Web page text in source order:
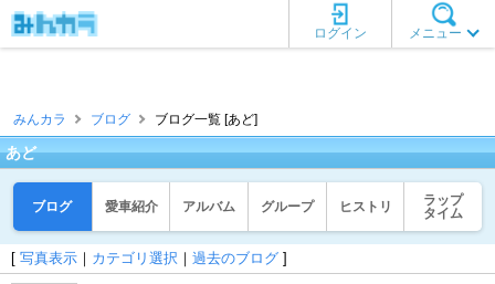
メニュー
ログイン
みんカラ ブログ ブログ一覧 [あど]
あど
ブログ 愛車紹介 アルバム グループ ヒストリ
ラップ
タイム
[ 写真表示 ｜ カテゴリ選択 ｜ 過去のブログ ]